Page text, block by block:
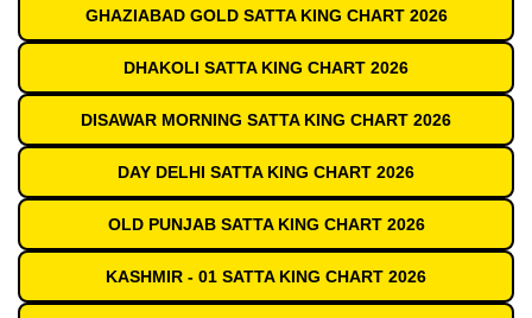
GHAZIABAD GOLD SATTA KING CHART 2026
DHAKOLI SATTA KING CHART 2026
DISAWAR MORNING SATTA KING CHART 2026
DAY DELHI SATTA KING CHART 2026
OLD PUNJAB SATTA KING CHART 2026
KASHMIR - 01 SATTA KING CHART 2026